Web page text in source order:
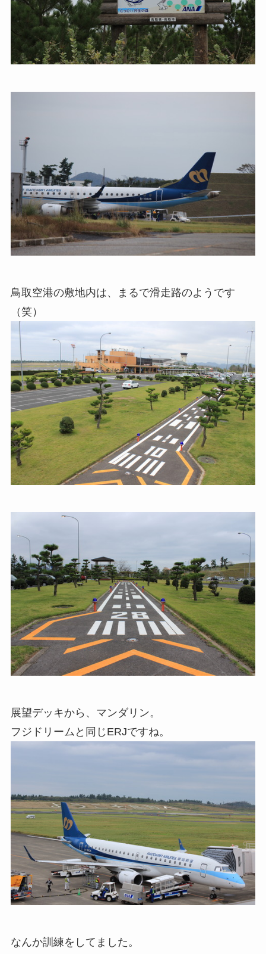
鳥取空港の敷地内は、まるで滑走路のようです
（笑）
展望デッキから、マンダリン。
フジドリームと同じERJですね。
なんか訓練をしてました。